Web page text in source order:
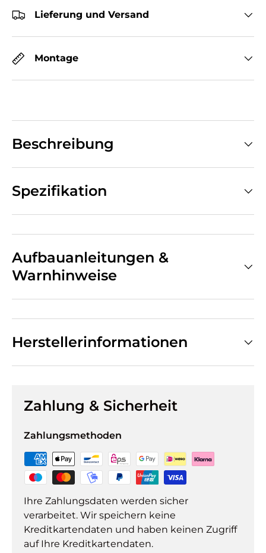
Lieferung und Versand
Montage
Beschreibung
Spezifikation
Aufbauanleitungen &
Warnhinweise
Herstellerinformationen
Zahlung & Sicherheit
Zahlungsmethoden
Ihre Zahlungsdaten werden sicher
verarbeitet. Wir speichern keine
Kreditkartendaten und haben keinen Zugriff
auf Ihre Kreditkartendaten.